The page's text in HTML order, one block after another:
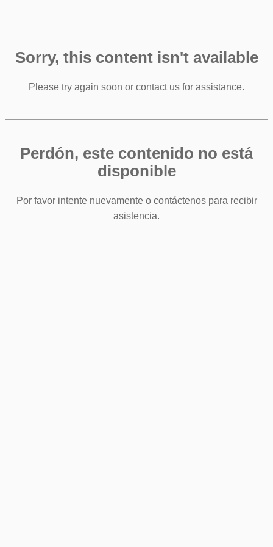
Sorry, this content isn't available
Please try again soon or contact us for assistance.
Perdón, este contenido no está
disponible
Por favor intente nuevamente o contáctenos para recibir
asistencia.